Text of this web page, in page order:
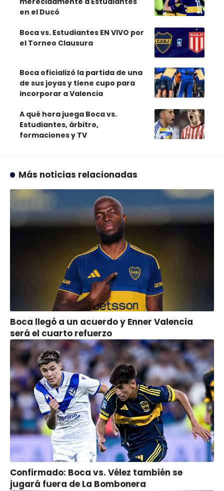
en el Ducó
Boca vs. Estudiantes EN VIVO por
el Torneo Clausura
Boca oficializó la partida de una
de sus joyas y tiene cupo para
incorporar a Valencia
A qué hora juega Boca vs.
Estudiantes, árbitro,
formaciones y TV
Más noticias relacionadas
Boca llegó a un acuerdo y Enner Valencia
será el cuarto refuerzo
Confirmado: Boca vs. Vélez también se
jugará fuera de La Bombonera